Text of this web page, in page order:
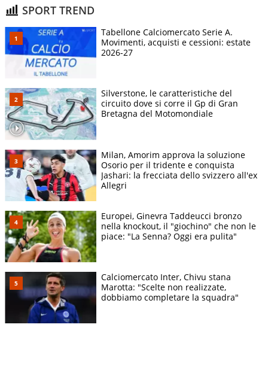
SPORT TREND
Tabellone Calciomercato Serie A.
Movimenti, acquisti e cessioni: estate
2026-27
Silverstone, le caratteristiche del
circuito dove si corre il Gp di Gran
Bretagna del Motomondiale
Milan, Amorim approva la soluzione
Osorio per il tridente e conquista
Jashari: la frecciata dello svizzero all'ex
Allegri
Europei, Ginevra Taddeucci bronzo
nella knockout, il "giochino" che non le
piace: "La Senna? Oggi era pulita"
Calciomercato Inter, Chivu stana
Marotta: "Scelte non realizzate,
dobbiamo completare la squadra"